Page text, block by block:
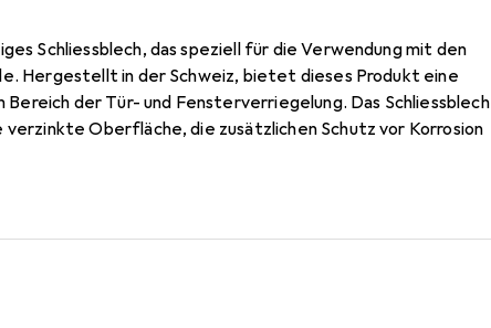
Schliessblech, das speziell für die Verwendung mit den
Hergestellt in der Schweiz, bietet dieses Produkt eine
der Tür- und Fensterverriegelung. Das Schliessblech
Oberfläche, die zusätzlichen Schutz vor Korrosion
Montage und Anpassung an verschiedene Rahmen.